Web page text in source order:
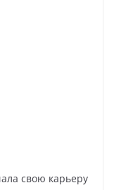
свою карьеру